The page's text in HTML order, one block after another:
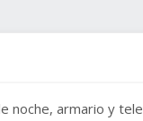
noche, armario y